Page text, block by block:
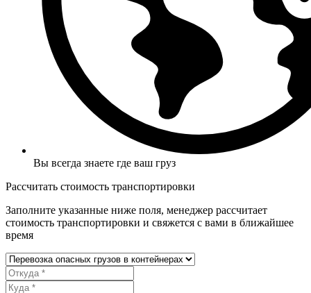
Вы всегда знаете где ваш груз
Рассчитать стоимость транспортировки
Заполните указанные ниже поля, менеджер рассчитает
стоимость транспортировки и свяжется с вами в ближайшее
время